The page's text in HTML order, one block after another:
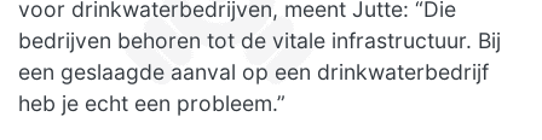
voor drinkwaterbedrijven, meent Jutte: “Die
bedrijven behoren tot de vitale infrastructuur. Bij
een geslaagde aanval op een drinkwaterbedrijf
heb je echt een probleem.”